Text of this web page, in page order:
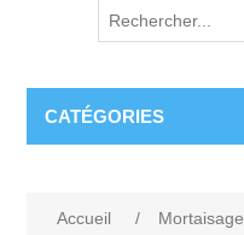
CATÉGORIES
Accueil / Mortaisage